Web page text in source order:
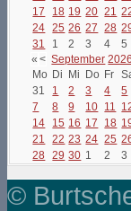
17
18 19 20 21
24 25 26 27 28
31
1 2 3 4 5
« < September 2026
Mo Di Mi Do Fr
31
1 2 3 4 5
7
8 9 10 11
14
15 16 17 18
21
22 23 24 25
28 29 30 1 2 3
©